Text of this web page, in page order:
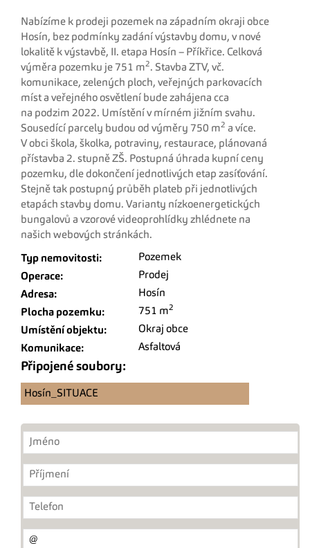
Nabízíme k prodeji pozemek na západním okraji obce
Hosín, bez podmínky zadání výstavby domu, v nové
lokalitě k výstavbě, II. etapa Hosín – Příkřice. Celková
výměra pozemku je 751 m2. Stavba ZTV, vč.
komunikace, zelených ploch, veřejných parkovacích
míst a veřejného osvětlení bude zahájena cca
na podzim 2022. Umístění v mírném jižním svahu.
Sousedící parcely budou od výměry 750 m2 a více.
V obci škola, školka, potraviny, restaurace, plánovaná
přístavba 2. stupně ZŠ. Postupná úhrada kupní ceny
pozemku, dle dokončení jednotlivých etap zasíťování.
Stejně tak postupný průběh plateb při jednotlivých
etapách stavby domu. Varianty nízkoenergetických
bungalovů a vzorové videoprohlídky zhlédnete na
našich webových stránkách.
Typ nemovitosti:
Pozemek
Operace:
Prodej
Adresa:
Hosín
Plocha pozemku:
751 m2
Umístění objektu:
Okraj obce
Komunikace:
Asfaltová
Připojené soubory:
Hosín_SITUACE